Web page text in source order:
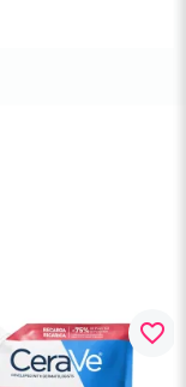
favorite_border